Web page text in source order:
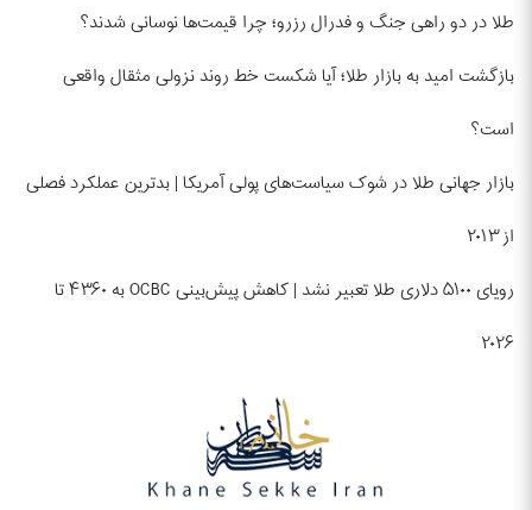
طلا در دو راهی جنگ و فدرال رزرو؛ چرا قیمت‌ها نوسانی شدند؟
بازگشت امید به بازار طلا؛ آیا شکست خط روند نزولی مثقال واقعی
است؟
بازار جهانی طلا در شوک سیاست‌های پولی آمریکا | بدترین عملکرد فصلی
از ۲۰۱۳
رویای ۵۱۰۰ دلاری طلا تعبیر نشد | کاهش پیش‌بینی OCBC به ۴۳۶۰ تا
۲۰۲۶